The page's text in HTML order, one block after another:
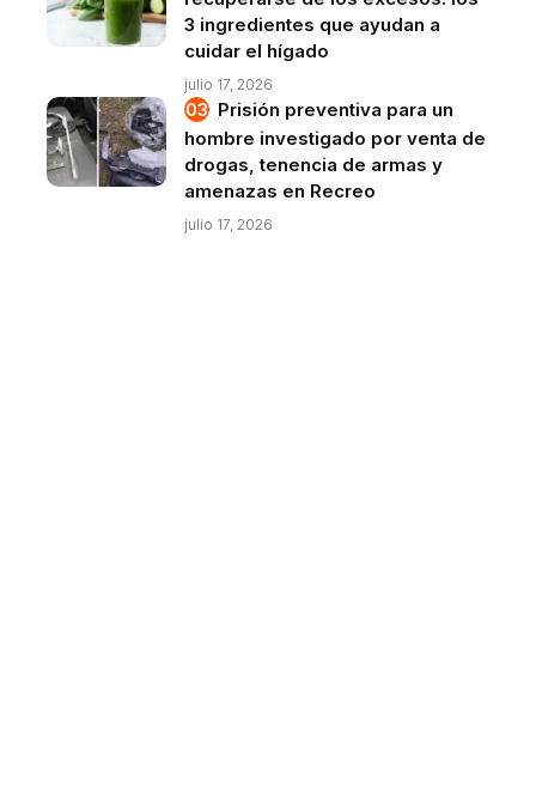
3 ingredientes que ayudan a
cuidar el hígado
julio 17, 2026
Prisión preventiva para un
hombre investigado por venta de
drogas, tenencia de armas y
amenazas en Recreo
julio 17, 2026